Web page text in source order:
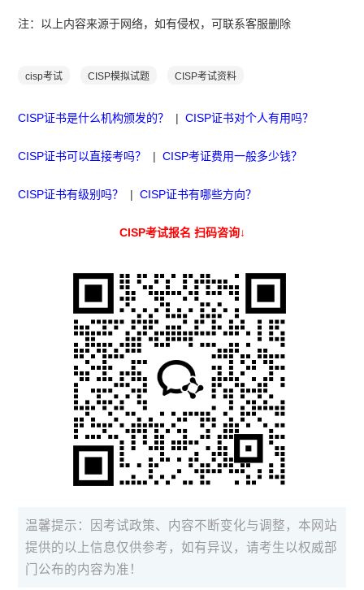
注：以上内容来源于网络，如有侵权，可联系客服删除
cisp考试 CISP模拟试题 CISP考试资料
CISP证书是什么机构颁发的？ |CISP证书对个人有用吗？
CISP证书可以直接考吗？ |CISP考证费用一般多少钱？
CISP证书有级别吗？ |CISP证书有哪些方向？
CISP考试报名 扫码咨询↓
温馨提示：因考试政策、内容不断变化与调整，本网站
提供的以上信息仅供参考，如有异议，请考生以权威部
门公布的内容为准！